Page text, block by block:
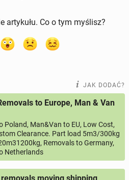
artykułu. Co o tym myślisz?
JAK DODAĆ?
to Europe, Man & Van
Poland, Man&Van to EU, Low Cost,
Clearance. Part load 5m3/300kg
Removals to Germany,
Netherlands